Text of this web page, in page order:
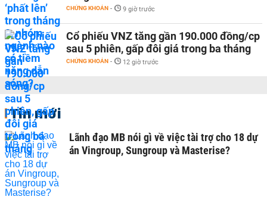
CHỨNG KHOÁN - 9 giờ trước
Cổ phiếu VNZ tăng gần 190.000 đồng/cp
sau 5 phiên, gấp đôi giá trong ba tháng
CHỨNG KHOÁN - 12 giờ trước
Tin mới
Lãnh đạo MB nói gì về việc tài trợ cho 18 dự
án Vingroup, Sungroup và Masterise?